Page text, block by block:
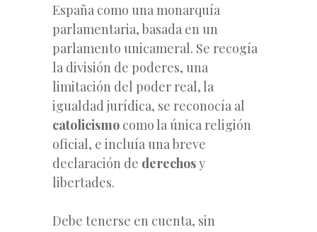
España como una monarquía
parlamentaria, basada en un
parlamento unicameral. Se recogía
la división de poderes, una
limitación del poder real, la
igualdad jurídica, se reconocía al
catolicismo como la única religión
oficial, e incluía una breve
declaración de derechosy
libertades.
Debe tenerse en cuenta, sin